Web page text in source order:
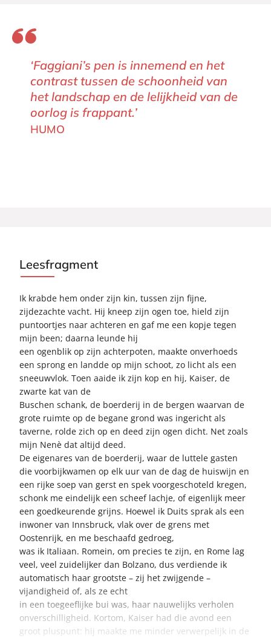
‘Faggiani’s pen is innemend en het
contrast tussen de schoonheid van
het landschap en de lelijkheid van de
oorlog is frappant.’
HUMO
Leesfragment
Ik krabde hem onder zijn kin, tussen zijn fijne,
zijdezachte vacht. Hij kneep zijn ogen toe, hield zijn
puntoortjes naar achteren en gaf me een kopje tegen
mijn been; daarna leunde hij
een ogenblik op zijn achterpoten, maakte onverhoeds
een sprong en landde op mijn schoot, zo licht als een
sneeuwvlok. Toen aaide ik zijn kop en hij, Kaiser, de
zwarte kat van de
Buschen schank, de boerderij in de bergen waarvan de
grote ruimte op de begane grond was ingericht als
taverne, rolde zich op en deed zijn ogen dicht. Net zoals
mijn Nenè dat altijd deed.
De eigenares van de boerderij, waar de luttele gasten
die voorbijkwamen op elk uur van de dag de huiswijn en
een rijke soep van gerst en spek voorgeschoteld kregen,
schonk me eindelijk een scheef lachje, of eigenlijk meer
een goedkeurende grijns. Hoewel ik Duits sprak als een
inwoner van Innsbruck, vlak over de grens met
Oostenrijk, en me beschaafd gedroeg,
was ik Italiaan. Romein, om precies te zijn, en Rome lag
veel, veel zuidelijker dan Bolzano, dus verdiende ik
automatisch haar grootste – zij het zwijgende –
vijandigheid of, als ze echt
in een toegeeflijke bui was, haar nauwelijks verholen
onverschilligheid. Kortom, Kaiser had die avond een
groot pluspunt: hij maakte me minder verwerpelijk in de